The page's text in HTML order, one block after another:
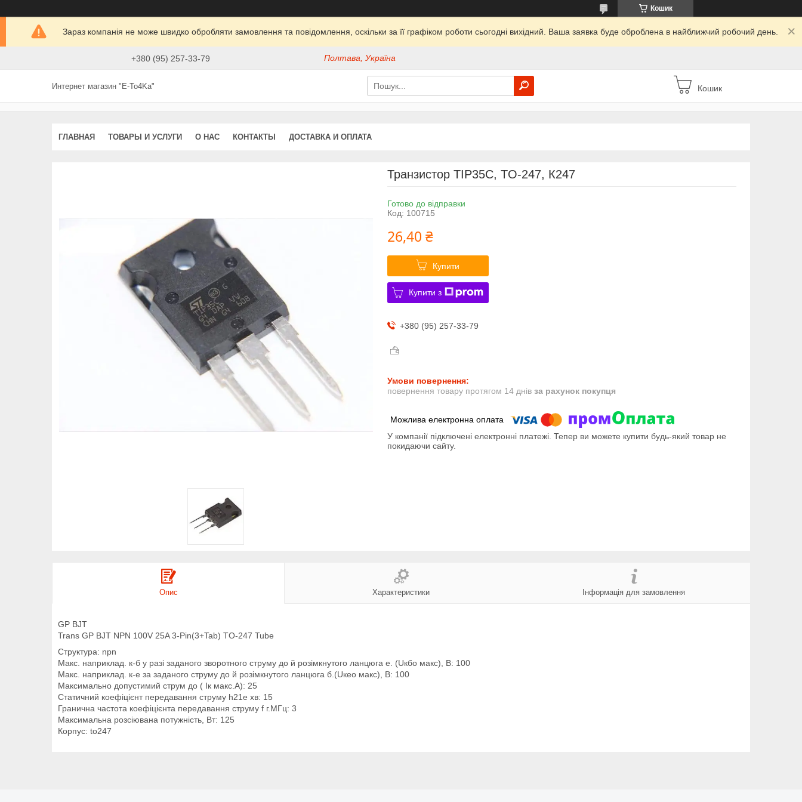
Кошик
Зараз компанія не може швидко обробляти замовлення та повідомлення, оскільки за її графіком роботи сьогодні вихідний. Ваша заявка буде оброблена в найближчий робочий день.
+380 (95) 257-33-79 Полтава, Україна
Интернет магазин "E-To4Ka" Кошик
ГЛАВНАЯ ТОВАРЫ И УСЛУГИ О НАС КОНТАКТЫ ДОСТАВКА И ОПЛАТА
Транзистор TIP35C, TO-247, К247
Готово до відправки
Код: 100715
26,40 ₴
Купити
Купити з
+380 (95) 257-33-79
повернення товару протягом 14 днів за рахунок покупця
У компанії підключені електронні платежі. Тепер ви можете купити будь-який товар не
покидаючи сайту.
Опис Характеристики Інформація для замовлення
GP BJT
Trans GP BJT NPN 100V 25A 3-Pin(3+Tab) TO-247 Tube
Структура: npn
Макс. наприклад. к-б у разі заданого зворотного струму до й розімкнутого ланцюга е. (Uкбо макс), В: 100
Макс. наприклад. к-е за заданого струму до й розімкнутого ланцюга б.(Uкео макс), В: 100
Максимально допустимий струм до ( Iк макс.А): 25
Статичний коефіцієнт передавання струму h21е хв: 15
Гранична частота коефіцієнта передавання струму f г.МГц: 3
Максимальна розсіювана потужність, Вт: 125
Корпус: to247